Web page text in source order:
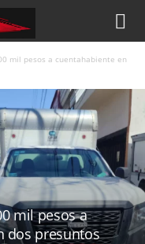
mil pesos a cuentahabiente en
mil pesos a
dos presuntos